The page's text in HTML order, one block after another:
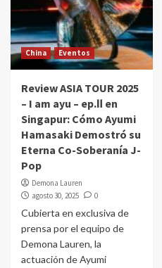
China Eventos
Review ASIA TOUR 2025
– I am ayu – ep.Ⅱ en
Singapur: Cómo Ayumi
Hamasaki Demostró su
Eterna Co-Soberanía J-
Pop
Demona Lauren
agosto 30, 2025
0
Cubierta en exclusiva de
prensa por el equipo de
Demona Lauren, la
actuación de Ayumi